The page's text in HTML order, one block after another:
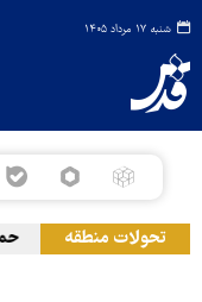
شنبه ۱۷ مرداد ۱۴۰۵
تحولات منطقه